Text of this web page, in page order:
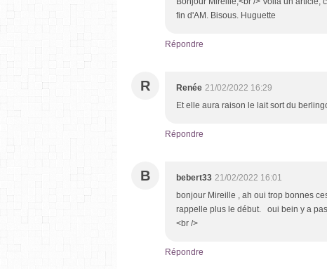
fin d'AM. Bisous. Huguette
Répondre
R Renée 21/02/2022 16:29
Et elle aura raison le lait sort du
Répondre
B bebert33 21/02/2022 16:01
bonjour Mireille , ah oui trop bonnes
rappelle plus le début. oui bein y a
<br />
Répondre